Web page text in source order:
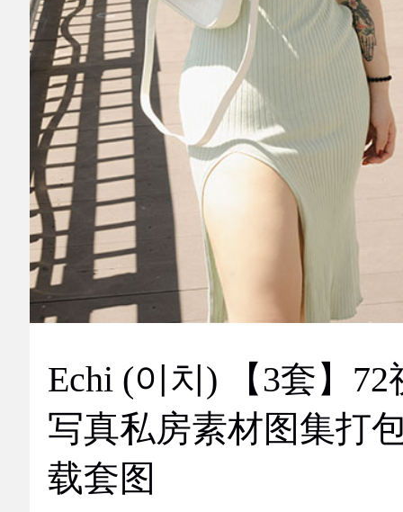
Echi (이치) 【3套】72
写真私房素材图集打
载套图